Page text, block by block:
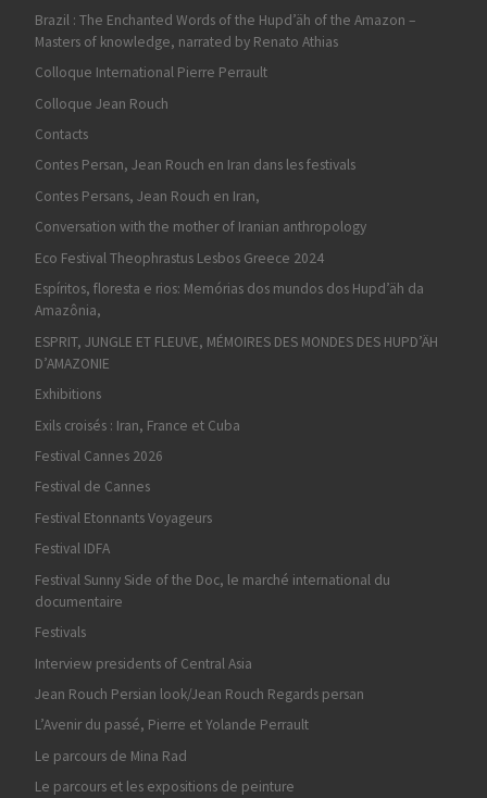
Brazil : The Enchanted Words of the Hupd’äh of the Amazon –
Masters of knowledge, narrated by Renato Athias
Colloque International Pierre Perrault
Colloque Jean Rouch
Contacts
Contes Persan, Jean Rouch en Iran dans les festivals
Contes Persans, Jean Rouch en Iran,
Conversation with the mother of Iranian anthropology
Eco Festival Theophrastus Lesbos Greece 2024
Espíritos, floresta e rios: Memórias dos mundos dos Hupd’äh da
Amazônia,
ESPRIT, JUNGLE ET FLEUVE, MÉMOIRES DES MONDES DES HUPD’ÄH
D’AMAZONIE
Exhibitions
Exils croisés : Iran, France et Cuba
Festival Cannes 2026
Festival de Cannes
Festival Etonnants Voyageurs
Festival IDFA
Festival Sunny Side of the Doc, le marché international du
documentaire
Festivals
Interview presidents of Central Asia
Jean Rouch Persian look/Jean Rouch Regards persan
L’Avenir du passé, Pierre et Yolande Perrault
Le parcours de Mina Rad
Le parcours et les expositions de peinture